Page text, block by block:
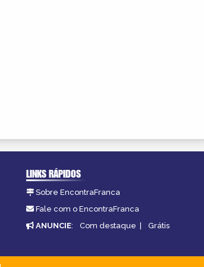
LINKS RÁPIDOS
Sobre EncontraFranca
Fale com o EncontraFranca
ANUNCIE: Com destaque | Grátis